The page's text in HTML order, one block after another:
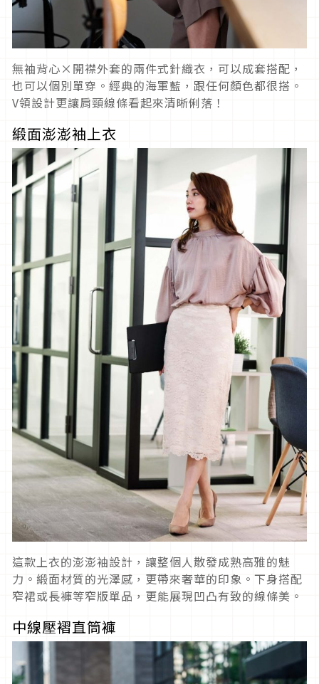
無袖背心×開襟外套的兩件式針織衣，可以成套搭配，
也可以個別單穿。經典的海軍藍，跟任何顏色都很搭。
V領設計更讓肩頸線條看起來清晰俐落！
緞面澎澎袖上衣
這款上衣的澎澎袖設計，讓整個人散發成熟高雅的魅
力。緞面材質的光澤感，更帶來奢華的印象。下身搭配
窄裙或長褲等窄版單品，更能展現凹凸有致的線條美。
中線壓褶直筒褲